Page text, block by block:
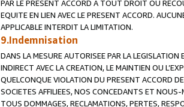
PAR LE PRESENT ACCORD A TOUT DROIT OU
EQUITE EN LIEN AVEC LE PRESENT ACCORD.
APPLICABLE INTERDIT LA LIMITATION.
9.Indemnisation
DANS LA MESURE AUTORISEE PAR LA
INDIRECT AVEC LA CREATION, LE MAINTIEN OU
QUELCONQUE VIOLATION DU PRESENT ACCORD
SOCIETES AFFILIEES, NOS CONCEDANTS ET
TOUS DOMMAGES, RECLAMATIONS, PERTES,